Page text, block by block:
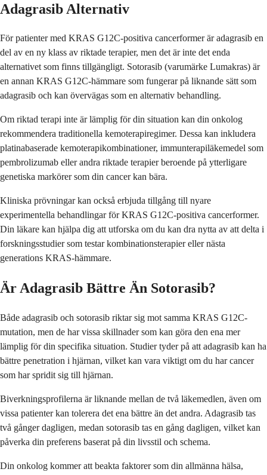
Adagrasib Alternativ
För patienter med KRAS G12C-positiva cancerformer är adagrasib en
del av en ny klass av riktade terapier, men det är inte det enda
alternativet som finns tillgängligt. Sotorasib (varumärke Lumakras) är
en annan KRAS G12C-hämmare som fungerar på liknande sätt som
adagrasib och kan övervägas som en alternativ behandling.
Om riktad terapi inte är lämplig för din situation kan din onkolog
rekommendera traditionella kemoterapiregimer. Dessa kan inkludera
platinabaserade kemoterapikombinationer, immunterapiläkemedel som
pembrolizumab eller andra riktade terapier beroende på ytterligare
genetiska markörer som din cancer kan bära.
Kliniska prövningar kan också erbjuda tillgång till nyare
experimentella behandlingar för KRAS G12C-positiva cancerformer.
Din läkare kan hjälpa dig att utforska om du kan dra nytta av att delta i
forskningsstudier som testar kombinationsterapier eller nästa
generations KRAS-hämmare.
Är Adagrasib Bättre Än Sotorasib?
Både adagrasib och sotorasib riktar sig mot samma KRAS G12C-
mutation, men de har vissa skillnader som kan göra den ena mer
lämplig för din specifika situation. Studier tyder på att adagrasib kan ha
bättre penetration i hjärnan, vilket kan vara viktigt om du har cancer
som har spridit sig till hjärnan.
Biverkningsprofilerna är liknande mellan de två läkemedlen, även om
vissa patienter kan tolerera det ena bättre än det andra. Adagrasib tas
två gånger dagligen, medan sotorasib tas en gång dagligen, vilket kan
påverka din preferens baserat på din livsstil och schema.
Din onkolog kommer att beakta faktorer som din allmänna hälsa,